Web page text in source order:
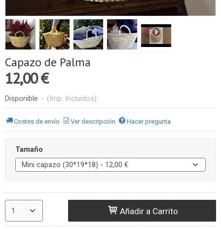
Capazo de Palma
12,00 €
Disponible - (Imp. Incluidos)
Costes de envío Ver descripción Hacer pregunta
Tamaño
Añadir a Carrito